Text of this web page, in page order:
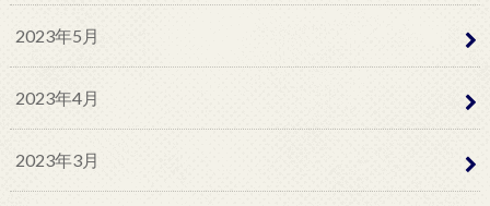
2023年5月
2023年4月
2023年3月